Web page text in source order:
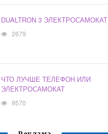
DUALTRON 3 ЭЛЕКТРОСАМОКАТ
2679
ЧТО ЛУЧШЕ ТЕЛЕФОН ИЛИ
ЭЛЕКТРОСАМОКАТ
9570